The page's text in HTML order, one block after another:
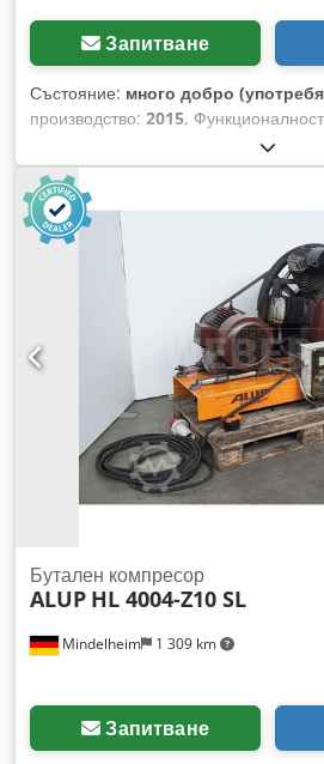
Запитване
Състояние: много добро
производство: 2015,
, Винтов компресор
сервизно обслужване. Технически
Производителност: 3,21 м³/мин;
Двигател: 22 kW; Максимално
Наработка: 7221 часа; Година на
Компресорът е в напълно изправно
14 500 злоти Брутна цена: 17 835
Mindelheim 1 309 km
Бутален компресор
ALUP HL 4004-Z10 SL
Запитване